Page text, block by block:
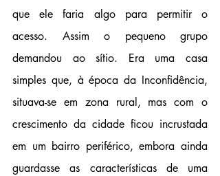
que ele faria algo para permitir o
acesso. Assim o pequeno grupo
demandou ao sítio. Era uma casa
simples que, à época da Inconfidência,
situava-se em zona rural, mas com o
crescimento da cidade ficou incrustada
em um bairro periférico, embora ainda
guardasse as características de uma